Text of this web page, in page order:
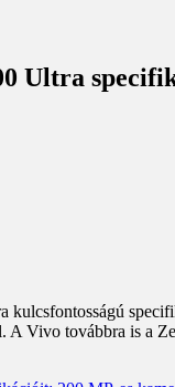
Ultra
kulcsfontosságú
A Vivo továbbra is a